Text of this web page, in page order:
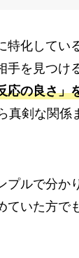
特化してい
手を見つけ
応の良さ」
真剣な関係
プルで分か
ていた方で